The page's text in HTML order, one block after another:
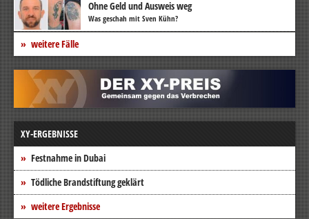
Ohne Geld und Ausweis weg
Was geschah mit Sven Kühn?
weitere Fälle
XY-ERGEBNISSE
Festnahme in Dubai
Tödliche Brandstiftung geklärt
weitere Ergebnisse